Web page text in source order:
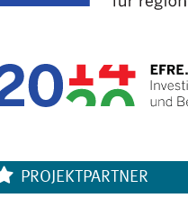
PROJEKTPARTNER